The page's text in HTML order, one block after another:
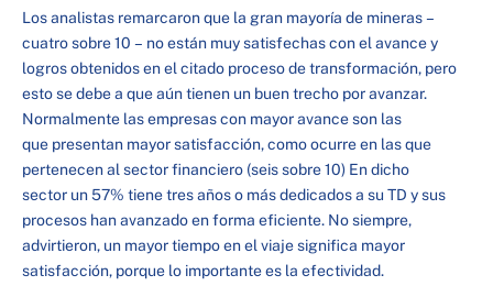
Los analistas remarcaron que la gran mayoría de mineras –
cuatro sobre 10 – no están muy satisfechas con el avance y
logros obtenidos en el citado proceso de transformación, pero
esto se debe a que aún tienen un buen trecho por avanzar.
Normalmente las empresas con mayor avance son las
que presentan mayor satisfacción, como ocurre en las que
pertenecen al sector financiero (seis sobre 10) En dicho
sector un 57% tiene tres años o más dedicados a su TD y sus
procesos han avanzado en forma eficiente. No siempre,
advirtieron, un mayor tiempo en el viaje significa mayor
satisfacción, porque lo importante es la efectividad.